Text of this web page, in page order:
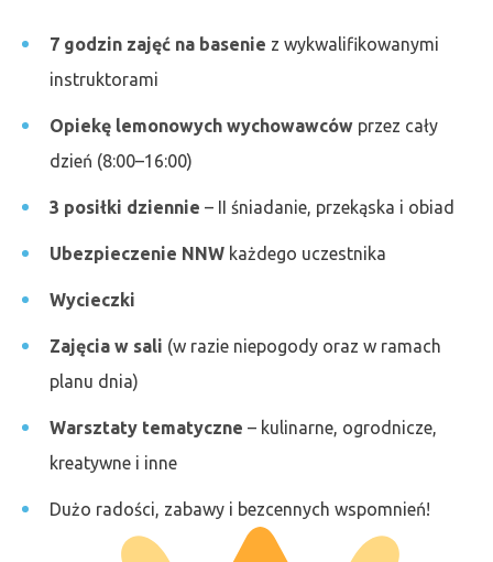
7 godzin zajęć na basenie z wykwalifikowanymi
instruktorami
Opiekę lemonowych wychowawców przez cały
dzień (8:00–16:00)
3 posiłki dziennie – II śniadanie, przekąska i obiad
Ubezpieczenie NNW każdego uczestnika
Wycieczki
Zajęcia w sali (w razie niepogody oraz w ramach
planu dnia)
Warsztaty tematyczne – kulinarne, ogrodnicze,
kreatywne i inne
Dużo radości, zabawy i bezcennych wspomnień!